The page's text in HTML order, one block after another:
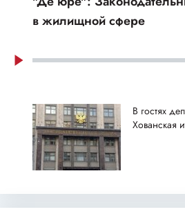
в жилищной сфере
В гостях
Хованская